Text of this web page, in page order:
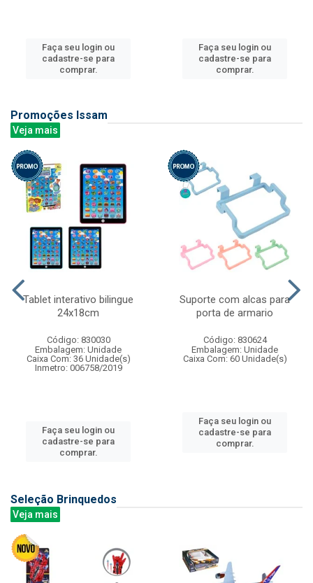
Faça seu login ou
cadastre-se para
comprar.
Faça seu login ou
cadastre-se para
comprar.
Promoções Issam
Veja mais
Tablet interativo bilingue
24x18cm
Código: 830030
Embalagem: Unidade
Caixa Com: 36 Unidade(s)
Inmetro: 006758/2019
Faça seu login ou
cadastre-se para
comprar.
Suporte com alcas para
porta de armario
Código: 830624
Embalagem: Unidade
Caixa Com: 60 Unidade(s)
Faça seu login ou
cadastre-se para
comprar.
Seleção Brinquedos
Veja mais